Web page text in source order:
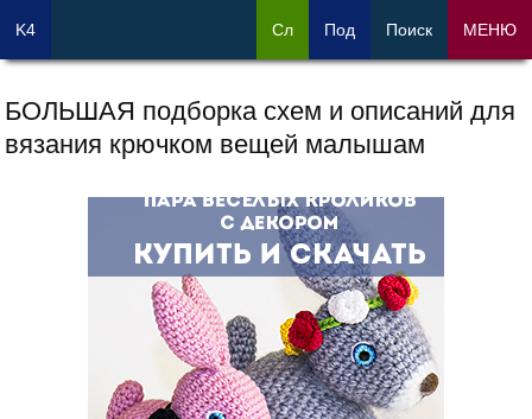
БОЛЬШАЯ подборка схем и описаний для
вязания крючком вещей малышам
K4 Сл Под Поиск МЕНЮ